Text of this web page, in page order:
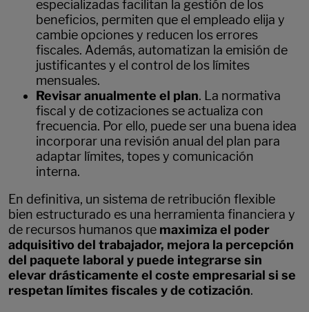
especializadas facilitan la gestión de los
beneficios, permiten que el empleado elija y
cambie opciones y reducen los errores
fiscales. Además, automatizan la emisión de
justificantes y el control de los límites
mensuales.
Revisar anualmente el plan. La normativa
fiscal y de cotizaciones se actualiza con
frecuencia. Por ello, puede ser una buena idea
incorporar una revisión anual del plan para
adaptar límites, topes y comunicación
interna.
En definitiva, un sistema de retribución flexible
bien estructurado es una herramienta financiera y
de recursos humanos que maximiza el poder
adquisitivo del trabajador, mejora la percepción
del paquete laboral y puede integrarse sin
elevar drásticamente el coste empresarial si se
respetan límites fiscales y de cotización.